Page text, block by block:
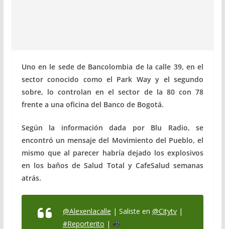
Uno en le sede de Bancolombia de la calle 39, en el
sector conocido como el Park Way y el segundo
sobre, lo controlan en el sector de la 80 con 78
frente a una oficina del Banco de Bogotá.
Según la información dada por Blu Radio, se
encontró un mensaje del Movimiento del Pueblo, el
mismo que al parecer habría dejado los explosivos
en los baños de Salud Total y CafeSalud semanas
atrás.
@Alexenlacalle | Saliste en @Citytv|
#Reporterito |